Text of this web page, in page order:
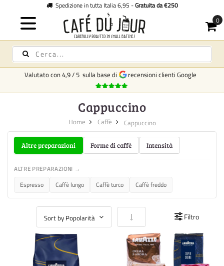
Spedizione in tutta Italia 6,95 -Gratuita da €250
Valutato con4,9/5 sulla base di recensioni clienti Google
Cappuccino
Home Caffè Cappuccino
Altre preparazioni Forme di caffè Intensità
ALTRE PREPARAZIONI →
Espresso Caffè lungo Caffè turco Caffè freddo
Imposta la direzione crescente
Filtro